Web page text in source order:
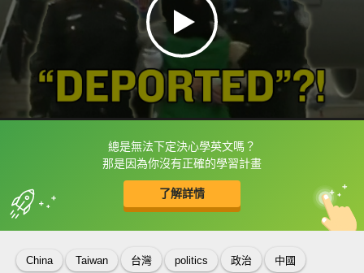
總是無法下定決心學英文嗎？
那是因為你沒有正確的學習計畫
了解詳情
框選或點兩下字幕可以直接查字典喔！
收錄佳句 中
英
China Taiwan 台灣 politics 政治 中國